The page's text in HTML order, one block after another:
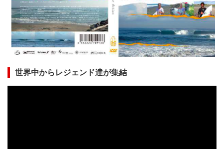
世界中からレジェンド達が集結